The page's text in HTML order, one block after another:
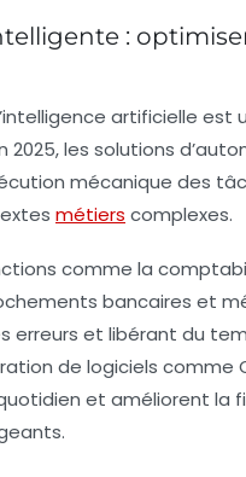
:
artificielle est
2025, les solutions
mécanique des
métiers complexes.
comme la
bancaires et
erreurs et libérant du
de logiciels comme
et améliorent la